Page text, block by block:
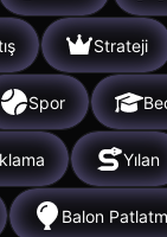
Strateji
Spor
Yılan
Balon